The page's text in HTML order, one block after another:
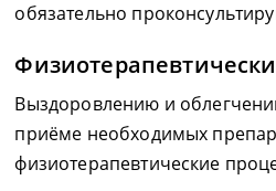
обязательно
Выздоровлению и
приёме необходимых
физиотерапевтические